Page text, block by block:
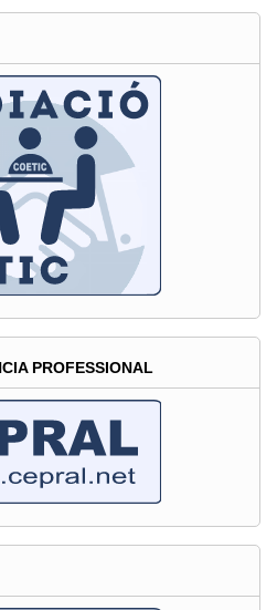
PROFESSIONAL